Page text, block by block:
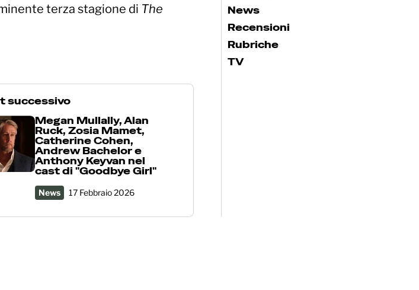
terza stagione di The
successivo
Megan Mullally, Alan
Ruck, Zosia Mamet,
Catherine Cohen,
Andrew Bachelor e
Anthony Keyvan nel
cast di "Goodbye Girl"
News 17 Febbraio 2026
News
Recensioni
Rubriche
TV